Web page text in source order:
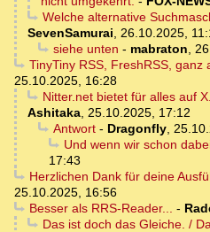
Welche alternative
SevenSamurai, 26.10.2025,
siehe unten - mabraton,
TinyTiny RSS, FreshRSS, ganz
25.10.2025, 16:28
Nitter.net bietet für alles auf
Ashitaka, 25.10.2025, 17:12
Antwort- Dragonfly,
Und wenn wir schon
17:43
Herzlichen Dank für deine
25.10.2025, 16:56
Besser als RRS-Reader... -
Das ist doch das Gleiche. /